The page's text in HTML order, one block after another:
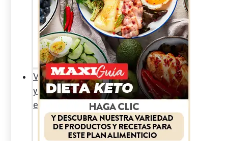
Sexualidad
responsable
En
la
percha
Vida
y
estilo
Productos
nuevos